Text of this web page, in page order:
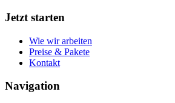
Jetzt starten
Wie wir arbeiten
Preise & Pakete
Kontakt
Navigation